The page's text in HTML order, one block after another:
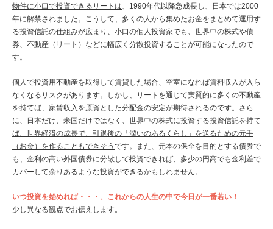
物件に小口で投資できるリートは、1990年代以降急成長し、日本では2000
年に解禁されました。こうして、多くの人から集めたお金をまとめて運用す
る投資信託の仕組みが広まり、 小口の個人投資家でも 、世界中の株式や債
券、不動産（リート）などに幅広く分散投資することが可能になったので
す。
個人で投資用不動産を取得して賃貸した場合、空室になれば賃料収入が入ら
なくなるリスクがあります。しかし、リートを通じて実質的に多くの不動産
を持てば、家賃収入を原資とした分配金の安定が期待されるのです。さら
に、日本だけ、米国だけではなく、 世界中の株式に投資する投資信託を持て
ば、世界経済の成長で、引退後の「潤いのあるくらし」を送るための元手
（お金）を作ることもできそう です。また、元本の保全を目的とする債券で
も、金利の高い外国債券に分散して投資できれば、多少の円高でも金利差で
カバーして余りあるような投資ができるかもしれません。
いつ投資を始めれば・・・、これからの人生の中で今日が一番若い！
少し異なる観点でお伝えします。